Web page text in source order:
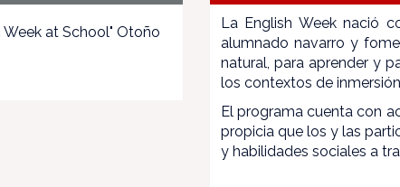
at School" Otoño
La English Week nació
alumnado navarro y
natural, para aprender y
los contextos de
El programa cuenta con
propicia que los y las
y habilidades sociales a